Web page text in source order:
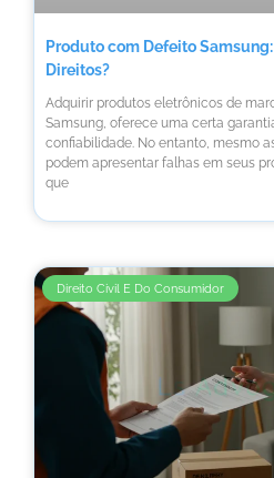
Produto com Defeito
Direitos?
Adquirir produtos eletrônicos de
Samsung, oferece uma certa
confiabilidade. No entanto, mesmo
podem apresentar falhas em seus
que
Direito Civil E Do Consumidor